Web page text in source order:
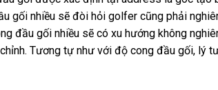
gối nhiều sẽ đòi hỏi golfer cũng phải
đầu gối nhiều sẽ có xu hướng không
Tương tự như với độ cong đầu gối, lý